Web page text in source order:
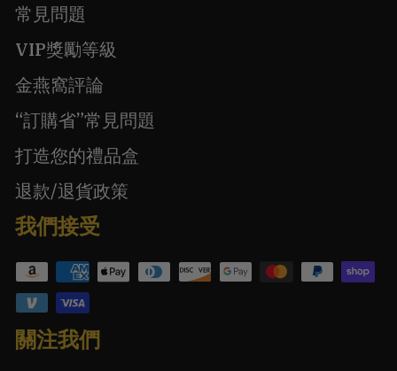
常見問題
VIP獎勵等級
金燕窩評論
“訂購省”常見問題
打造您的禮品盒
退款/退貨政策
我們接受
關注我們